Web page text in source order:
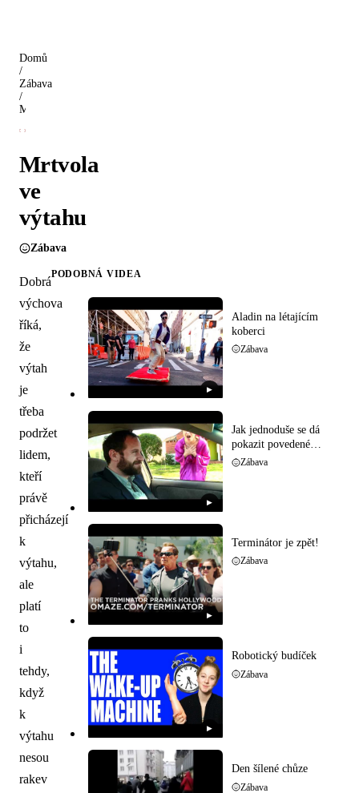
Domů
/
Zábava
/
Mrtvola
ve
výtahu
Zábava
Dobrá
výchova
říká,
že
výtah
je
třeba
podržet
lidem,
kteří
právě
přicházejí
k
výtahu,
ale
platí
to
i
tehdy,
když
k
výtahu
nesou
rakev
PODOBNÁ VIDEA
▶
Aladin na létajícím
koberci
Zábava
▶
Jak jednoduše se dá
pokazit povedené
rande
Zábava
▶
Terminátor je zpět!
Zábava
▶
Robotický budíček
Zábava
Den šílené chůze
Zábava